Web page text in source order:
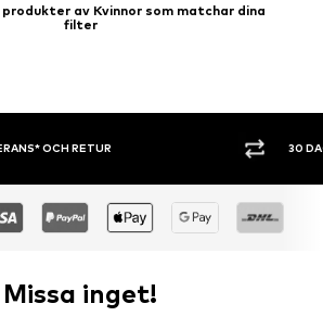
av Kvinnor som matchar dina
filter
OCH RETUR 30
Missa inget!